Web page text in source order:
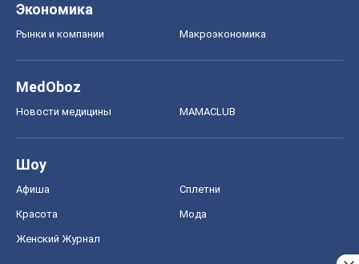
Экономика
Рынки и компании Mакроэкономика
MedOboz
Новости медицины MAMACLUB
Шоу
Афиша Сплетни
Красота Мода
Женский Журнал